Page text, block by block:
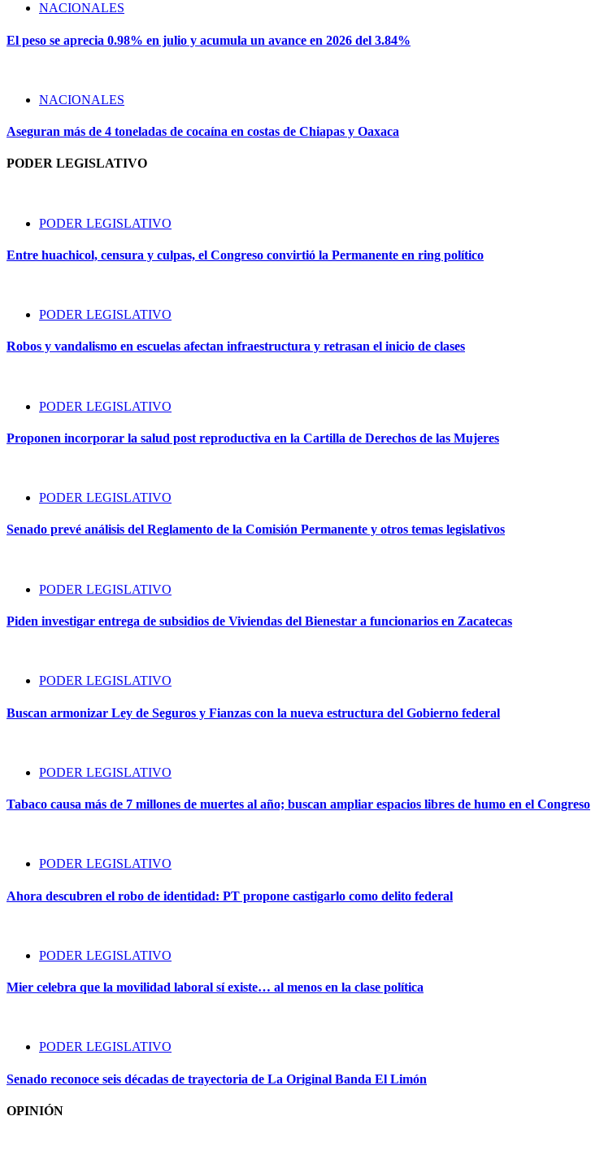
NACIONALES
El peso se aprecia 0.98% en julio y acumula un avance en 2026 del 3.84%
NACIONALES
Aseguran más de 4 toneladas de cocaína en costas de Chiapas y Oaxaca
PODER LEGISLATIVO
PODER LEGISLATIVO
Entre huachicol, censura y culpas, el Congreso convirtió la Permanente en ring político
PODER LEGISLATIVO
Robos y vandalismo en escuelas afectan infraestructura y retrasan el inicio de clases
PODER LEGISLATIVO
Proponen incorporar la salud post reproductiva en la Cartilla de Derechos de las Mujeres
PODER LEGISLATIVO
Senado prevé análisis del Reglamento de la Comisión Permanente y otros temas legislativos
PODER LEGISLATIVO
Piden investigar entrega de subsidios de Viviendas del Bienestar a funcionarios en Zacatecas
PODER LEGISLATIVO
Buscan armonizar Ley de Seguros y Fianzas con la nueva estructura del Gobierno federal
PODER LEGISLATIVO
Tabaco causa más de 7 millones de muertes al año; buscan ampliar espacios libres de humo en el Congreso
PODER LEGISLATIVO
Ahora descubren el robo de identidad: PT propone castigarlo como delito federal
PODER LEGISLATIVO
Mier celebra que la movilidad laboral sí existe… al menos en la clase política
PODER LEGISLATIVO
Senado reconoce seis décadas de trayectoria de La Original Banda El Limón
OPINIÓN